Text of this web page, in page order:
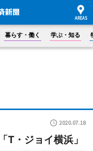
暮らす・働く 学ぶ・知る
2020.07.18
T・ジョイ横浜」